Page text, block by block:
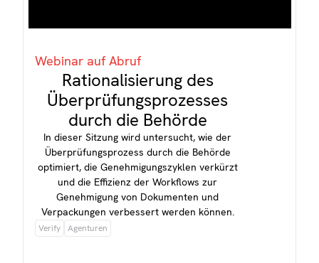
Webinar auf Abruf
Rationalisierung des
Überprüfungsprozesses
durch die Behörde
In dieser Sitzung wird untersucht, wie der
Überprüfungsprozess durch die Behörde
optimiert, die Genehmigungszyklen verkürzt
und die Effizienz der Workflows zur
Genehmigung von Dokumenten und
Verpackungen verbessert werden können.
Verify Agenturen